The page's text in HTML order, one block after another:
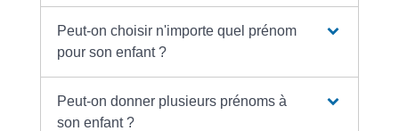
Peut-on choisir n'importe quel prénom
pour son enfant ?
Peut-on donner plusieurs prénoms à
son enfant ?